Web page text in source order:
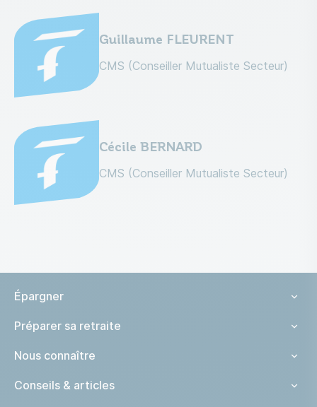
Guillaume FLEURENT
CMS (Conseiller Mutualiste Secteur)
Cécile BERNARD
CMS (Conseiller Mutualiste Secteur)
Épargner
Préparer sa retraite
Nous connaître
Conseils & articles